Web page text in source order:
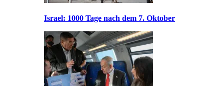
Israel: 1000 Tage nach dem 7. Oktober